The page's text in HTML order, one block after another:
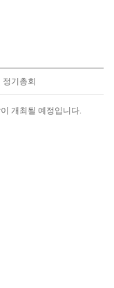
기총회
개최될 예정입니다.